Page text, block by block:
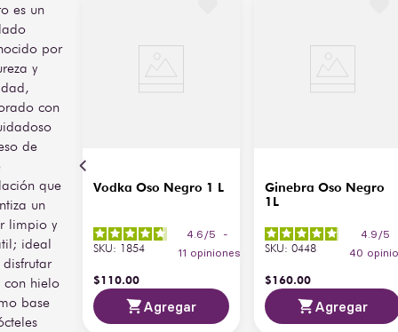
es un
por
y
con
de
que
un
limpio y
ideal
con hielo
base
Vodka Oso Negro 1 L
4.6 /5
-
11 opiniones
SKU: 1854
$110.00
Agregar
Ginebra Oso Negro
1L
4.9 /5
40
SKU: 0448
$160.00
Agregar